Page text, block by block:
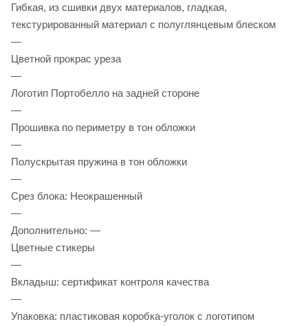
Гибкая, из сшивки двух материалов, гладкая,
текстурированный материал с полуглянцевым блеском
—
Цветной прокрас уреза
—
Логотип Портобелло на задней стороне
—
Прошивка по периметру в тон обложки
—
Полускрытая пружина в тон обложки
—
Срез блока: Неокрашенный
—
Дополнительно: —
Цветные стикеры
—
Вкладыш: сертификат контроля качества
—
Упаковка: пластиковая коробка-уголок с логотипом